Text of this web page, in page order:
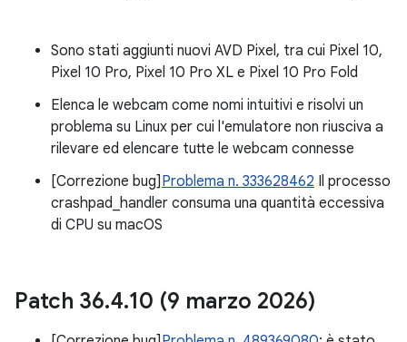
Sono stati aggiunti nuovi AVD Pixel, tra cui Pixel 10,
Pixel 10 Pro, Pixel 10 Pro XL e Pixel 10 Pro Fold
Elenca le webcam come nomi intuitivi e risolvi un
problema su Linux per cui l'emulatore non riusciva a
rilevare ed elencare tutte le webcam connesse
[Correzione bug] Problema n. 333628462 Il processo
crashpad_handler consuma una quantità eccessiva
di CPU su macOS
Patch 36.4.10 (9 marzo 2026)